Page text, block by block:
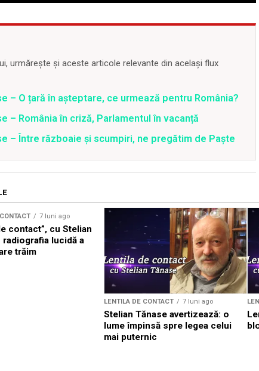
urmărește și aceste articole relevante din același flux
– O țară în așteptare, ce urmează pentru România?
– România în criză, Parlamentul în vacanță
– Între războaie și scumpiri, ne pregătim de Paște
7 luni ago
contact”, cu Stelian
radiografia lucidă a
trăim
LENTILA DE CONTACT 7 luni ago
Stelian Tănase avertizează: o
lume împinsă spre legea celui
mai puternic